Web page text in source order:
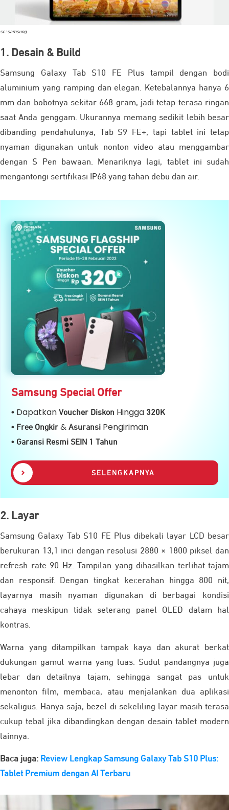
sc: samsung
1. Desain & Build
Samsung Galaxy Tab S10 FE Plus tampil dengan bodi
aluminium yang ramping dan elegan. Ketebalannya hanya 6
mm dan bobotnya sekitar 668 gram, jadi tetap terasa ringan
saat Anda genggam. Ukurannya memang sedikit lebih besar
dibanding pendahulunya, Tab S9 FE+, tapi tablet ini tetap
nyaman digunakan untuk nonton video atau menggambar
dengan S Pen bawaan. Menariknya lagi, tablet ini sudah
mengantongi sertifikasi IP68 yang tahan debu dan air.
Samsung Special Offer
• Dapatkan Voucher Diskon Hingga 320K
• Free Ongkir & Asuransi Pengiriman
• Garansi Resmi SEIN 1 Tahun
SELENGKAPNYA
2. Layar
Samsung Galaxy Tab S10 FE Plus dibekali layar LCD besar
berukuran 13,1 inci dengan resolusi 2880 × 1800 piksel dan
refresh rate 90 Hz. Tampilan yang dihasilkan terlihat tajam
dan responsif. Dengan tingkat kecerahan hingga 800 nit,
layarnya masih nyaman digunakan di berbagai kondisi
cahaya meskipun tidak seterang panel OLED dalam hal
kontras.
Warna yang ditampilkan tampak kaya dan akurat berkat
dukungan gamut warna yang luas. Sudut pandangnya juga
lebar dan detailnya tajam, sehingga sangat pas untuk
menonton film, membaca, atau menjalankan dua aplikasi
sekaligus. Hanya saja, bezel di sekeliling layar masih terasa
cukup tebal jika dibandingkan dengan desain tablet modern
lainnya.
Baca juga: Review Lengkap Samsung Galaxy Tab S10 Plus:
Tablet Premium dengan AI Terbaru